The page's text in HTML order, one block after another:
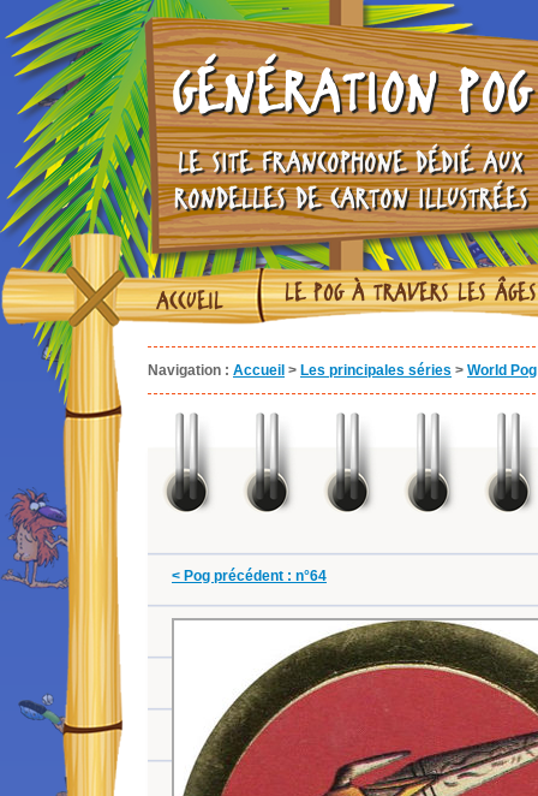
GÉNÉRATION POG
LE SITE FRANCOPHONE DÉDIÉ AUX
RONDELLES DE CARTON ILLUSTRÉES
ACCUEIL LE POG À TRAVERS LES ÂGES
Navigation : Accueil > Les principales séries > World
< Pog précédent : n°64